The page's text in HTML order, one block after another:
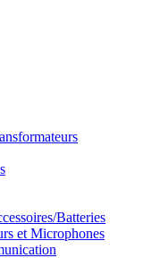
Batteries
et Microphones